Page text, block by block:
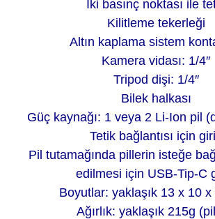
İki basınç noktası ile
Kilitleme tekerleği
Altın kaplama sistem
Kamera vidası: 1/4″
Tripod dişi: 1/4″
Bilek halkası
Güç kaynağı: 1 veya 2 Li-Ion pil
Tetik bağlantısı için
Pil tutamağında pillerin isteğe
edilmesi için USB-Tip-C
Boyutlar: yaklaşık 13 x 10 x
Ağırlık: yaklaşık 215g